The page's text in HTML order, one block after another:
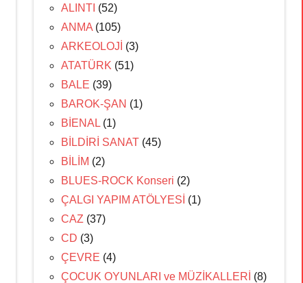
ALINTI (52)
ANMA (105)
ARKEOLOJİ (3)
ATATÜRK (51)
BALE (39)
BAROK-ŞAN (1)
BİENAL (1)
BİLDİRİ SANAT (45)
BİLİM (2)
BLUES-ROCK Konseri (2)
ÇALGI YAPIM ATÖLYESİ (1)
CAZ (37)
CD (3)
ÇEVRE (4)
ÇOCUK OYUNLARI ve MÜZİKALLERİ (8)